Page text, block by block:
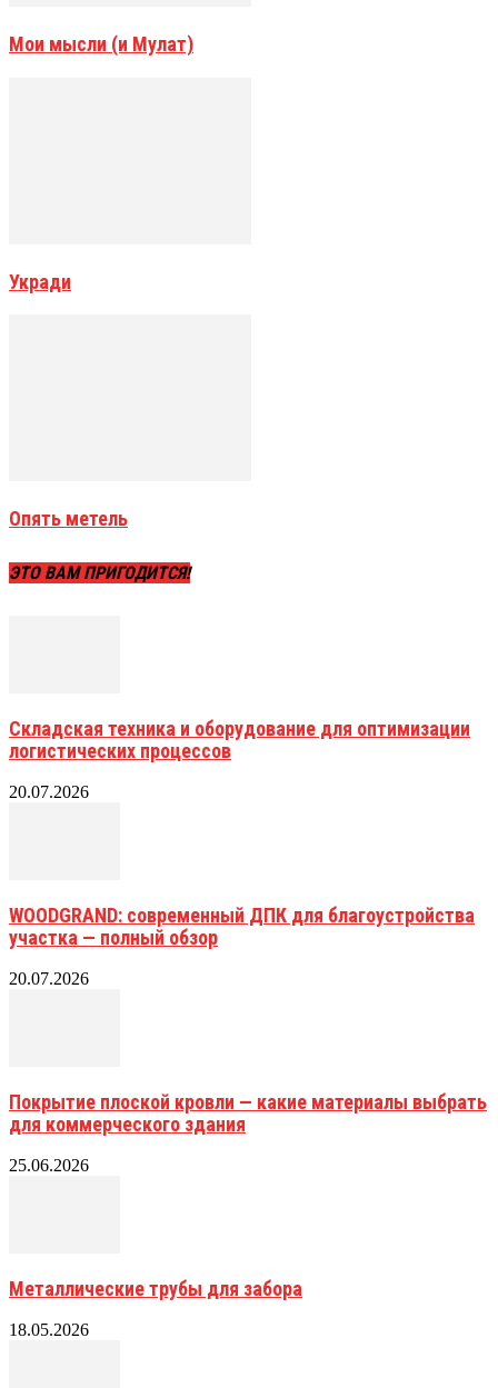
Мои мысли (и Мулат)
Укради
Опять метель
ЭТО ВАМ ПРИГОДИТСЯ!
Складская техника и оборудование для оптимизации
логистических процессов
20.07.2026
WOODGRAND: современный ДПК для благоустройства
участка — полный обзор
20.07.2026
Покрытие плоской кровли — какие материалы выбрать
для коммерческого здания
25.06.2026
Металлические трубы для забора
18.05.2026